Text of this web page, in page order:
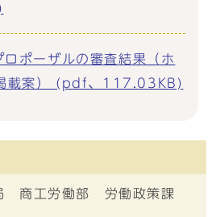
ポーザルの審査結果（ホ
載案） (pdf、117.03KB)
商工労働部 労働政策課